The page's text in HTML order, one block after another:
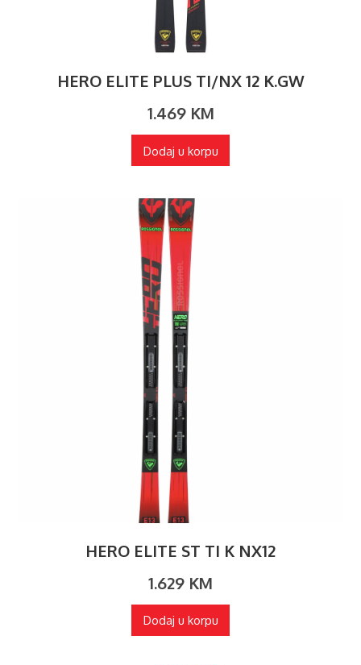
HERO ELITE PLUS TI/NX 12 K.GW
1.469 KM
Dodaj u korpu
HERO ELITE ST TI K NX12
1.629 KM
Dodaj u korpu